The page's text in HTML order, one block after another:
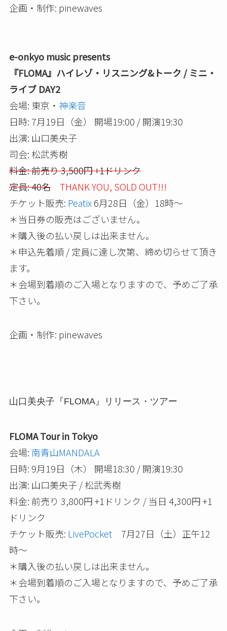
企画・制作: pinewaves
e-onkyo music presents
『FLOMA』ハイレゾ・リスニング&トーク / ミニ・
ライブ DAY2
会場: 東京・ 神楽音
日時: 7月19日（金） 開場19:00 / 開演19:30
出演: 山口美央子
司会: 松武秀樹
料金: 前売り 3,500円 +1ドリンク
定員: 40名
THANK YOU, SOLD OUT!!!
チケット販売: Peatix6月28日（金）18時～
＊当日券の販売はございません。
＊購入後の払い戻しは出来ません。
＊申込先着順 / 定員に達し次第、締め切らせて頂き
ます。
＊会場到着順のご入場となりますので、予めご了承
下さい。
企画・制作: pinewaves
山口美央子『FLOMA』リリース・ツアー
FLOMA Tour in Tokyo
会場:南青山MANDALA
日時: 9月19日（木） 開場18:30 / 開演19:30
出演: 山口美央子 / 松武秀樹
料金: 前売り 3,800円 +1ドリンク / 当日 4,300円 +1
ドリンク
チケット販売: LivePocket7月27日（土）正午12
時～
＊購入後の払い戻しは出来ません。
＊会場到着順のご入場となりますので、予めご了承
下さい。